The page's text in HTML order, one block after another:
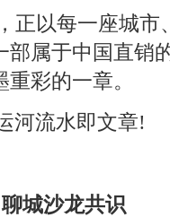
正以每一座城
部属于中国直销
彩的一章。
河流水即文章!
城沙龙共识